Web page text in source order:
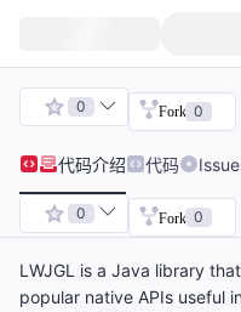
0 Fork 0
代码介绍 代码
0 Fork 0
LWJGL is a Java library
popular native APIs useful